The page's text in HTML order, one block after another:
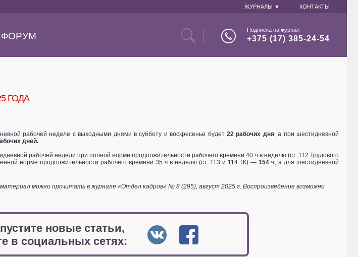
ЖУРНАЛЫ ▼ КОНТАКТЫ
ФОРУМ
Подписка на журнал
+375 (17) 385-24-54
ГОДА
рабочей неделе с выходными днями в субботу и воскресенье будет 22 рабочих дня, а при шестидневной
дней.
рабочей недели при полной норме продолжительности рабочего времени 40 ч в неделю (ст. 112 Трудового
норме продолжительности рабочего времени 35 ч в неделю (ст. 113 и 114 ТК) —154 ч, а для шестидневной
можно прочитать в журнале «Отдел кадров» № 8 (295), август 2025 г. Воспроизведение возможно
новые статьи,
в социальных сетях: